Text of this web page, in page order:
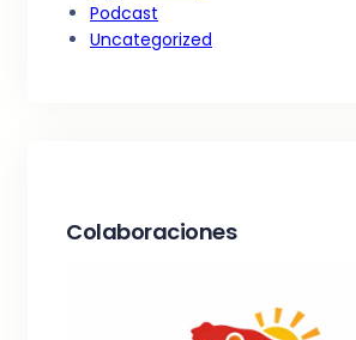
Podcast
Uncategorized
Colaboraciones